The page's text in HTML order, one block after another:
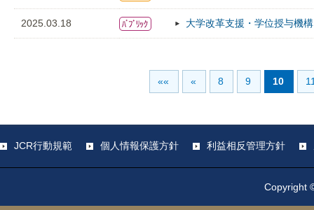
2025.03.18 大学改革支援・学位授与機構
«« « 8 9 10
JCR行動規範 個人情報保護方針 利益相反管理方針
Copyright